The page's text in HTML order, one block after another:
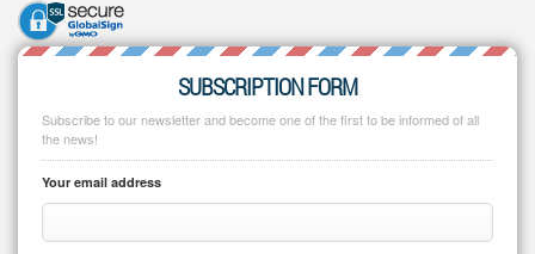
SUBSCRIPTION FORM
Subscribe to our newsletter and become one of the first to be informed of all
the news!
Your email address